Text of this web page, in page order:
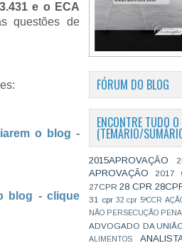
e o ECA
questões de
o blog -
blog - clique
FÓRUM DO BLOG
ENCONTRE TUDO
(TEMÁRIO/
2015APROVAÇÃO
APROVAÇÃO
2017
27CPR 28 CPR
31 cpr 32 cpr 5ªCCR
NÃO PERSECUÇÃO PENAL
ADVOGADO DA
ALIMENTOS